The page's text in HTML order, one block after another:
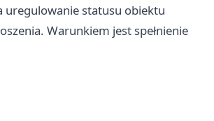
uregulowanie statusu obiektu
Warunkiem jest spełnienie